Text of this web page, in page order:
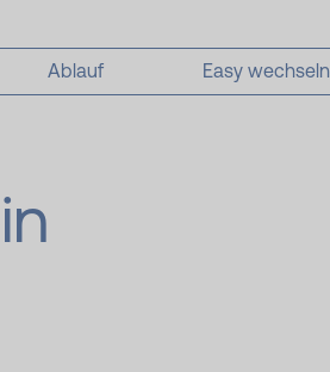
Ablauf Easy wechseln